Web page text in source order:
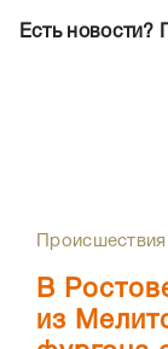
Есть
Происшествия
В
из